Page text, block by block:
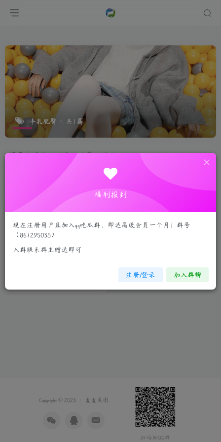
丰乳肥臀 共1篇
排序 更新 浏览 点赞 评论
清纯萝莉苏可可眼神妩媚丰乳
肥臀惹人爱
Copyright © 2023 · 羞羞美图
扫码加QQ群
福利报到
现在注册用户且加入qq吃瓜群，即送高级会员一个月！群号
（861295035）
入群联系群主赠送即可
注册/登录 加入群聊